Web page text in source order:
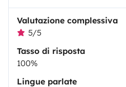
Valutazione complessiva
5/5
Tasso di risposta
100%
Lingue parlate